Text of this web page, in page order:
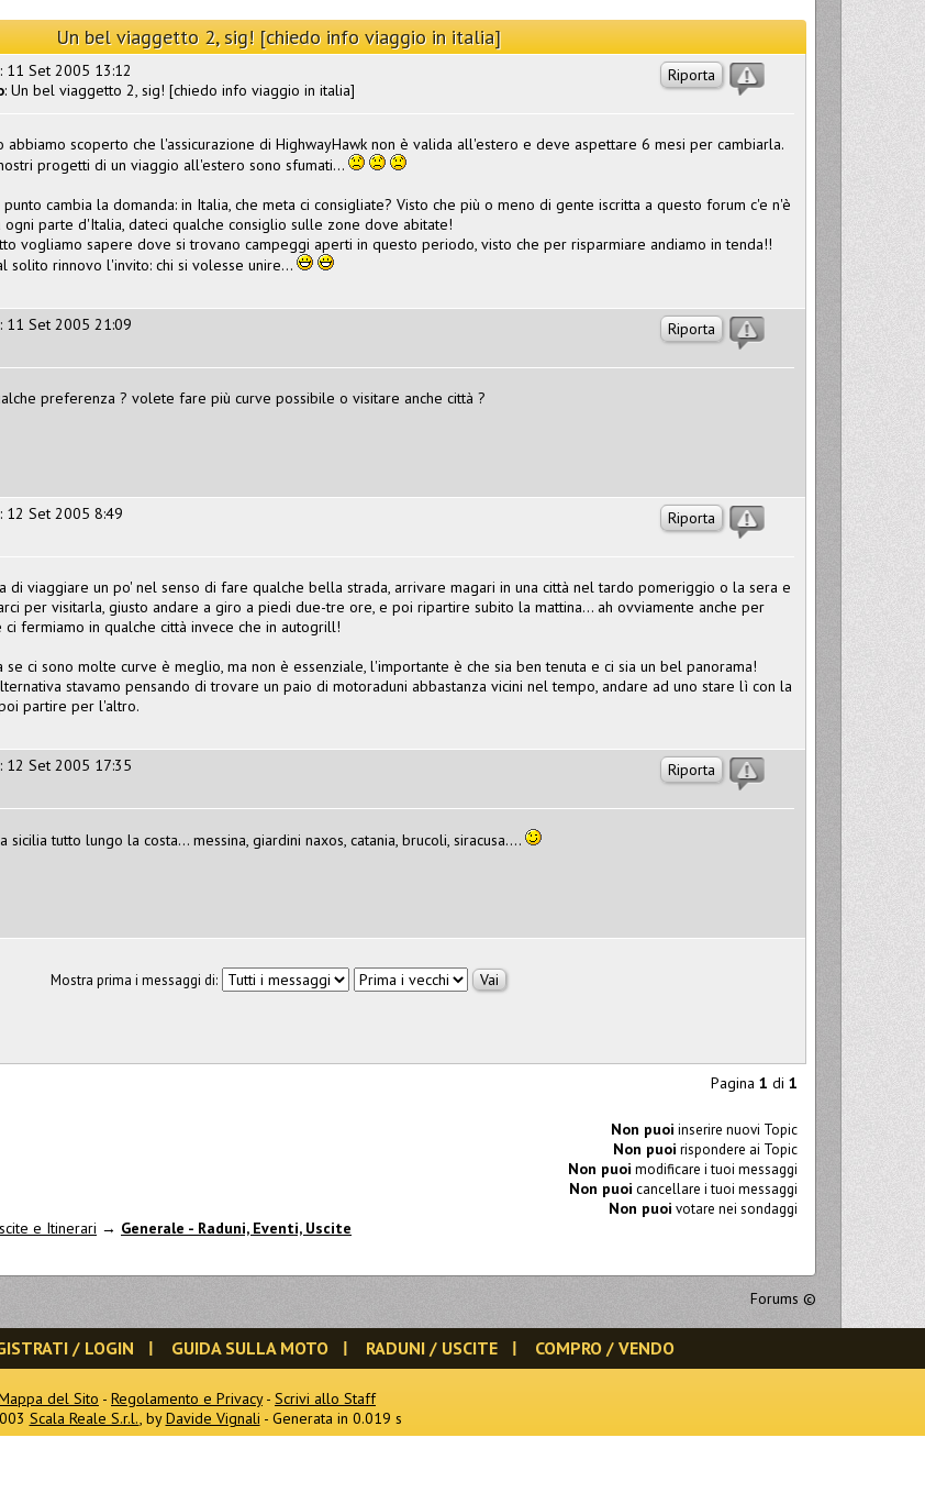
Un bel viaggetto 2, sig! [chiedo info viaggio in italia]
Riporta
11 Set 2005 13:12
: Un bel viaggetto 2, sig! [chiedo info viaggio in italia]
abbiamo scoperto che l'assicurazione di HighwayHawk non è valida all'estero e deve aspettare 6 mesi per cambiarla.
progetti di un viaggio all'estero sono sfumati...
punto cambia la domanda: in Italia, che meta ci consigliate? Visto che più o meno di gente iscritta a questo forum c'e n'è
ogni parte d'Italia, dateci qualche consiglio sulle zone dove abitate!
vogliamo sapere dove si trovano campeggi aperti in questo periodo, visto che per risparmiare andiamo in tenda!!
solito rinnovo l'invito: chi si volesse unire...
Riporta
11 Set 2005 21:09
preferenza ? volete fare più curve possibile o visitare anche città ?
Riporta
12 Set 2005 8:49
di viaggiare un po' nel senso di fare qualche bella strada, arrivare magari in una città nel tardo pomeriggio o la sera e
per visitarla, giusto andare a giro a piedi due-tre ore, e poi ripartire subito la mattina... ah ovviamente anche per
ci fermiamo in qualche città invece che in autogrill!
se ci sono molte curve è meglio, ma non è essenziale, l'importante è che sia ben tenuta e ci sia un bel panorama!
stavamo pensando di trovare un paio di motoraduni abbastanza vicini nel tempo, andare ad uno stare lì con la
partire per l'altro.
Riporta
12 Set 2005 17:35
sicilia tutto lungo la costa... messina, giardini naxos, catania, brucoli, siracusa....
Mostra prima i messaggi di:
Pagina 1 di 1
Non puoi inserire nuovi Topic
Non puoi rispondere ai Topic
Non puoi modificare i tuoi messaggi
Non puoi cancellare i tuoi messaggi
Non puoi votare nei sondaggi
e Itinerari → Generale - Raduni, Eventi, Uscite
Forums ©
/ LOGIN GUIDA SULLA MOTO RADUNI / USCITE COMPRO / VENDO
del Sito - Regolamento e Privacy- Scrivi allo Staff
Scala Reale S.r.l., byDavide Vignali - Generata in 0.019 s